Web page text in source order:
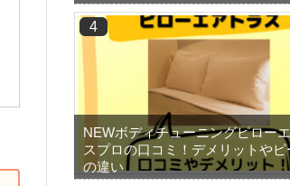
NEWボディチューニングピロー
スプロの口コミ！デメリットやピ
の違い